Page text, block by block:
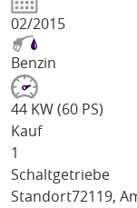
02/2015
Benzin
44 KW (60 PS)
Kauf
1
Schaltgetriebe
Standort72119,